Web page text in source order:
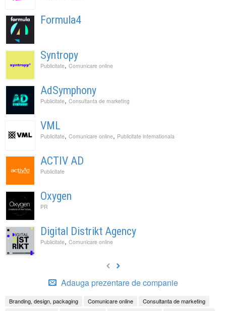
Formula4
Syntropy
Publicitate, Comunicare online
AdSymphony
Publicitate, Consultanta de marketing
VML
Publicitate, Comunicare online, Publicitate internationala
ACTIV AD
Publicitate
Oxygen
PR
Digital Distrikt Agency
Publicitate, Comunicare online
Adauga prezentare de companie
Branding, design, packaging Comunicare online
Consultanta de marketing